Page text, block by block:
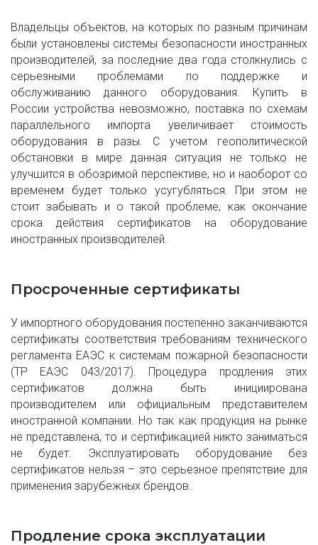
Владельцы объектов, на которых по разным причинам
были установлены системы безопасности иностранных
производителей, за последние два года столкнулись с
серьезными проблемами по поддержке и
обслуживанию данного оборудования. Купить в
России устройства невозможно, поставка по схемам
параллельного импорта увеличивает стоимость
оборудования в разы. С учетом геополитической
обстановки в мире данная ситуация не только не
улучшится в обозримой перспективе, но и наоборот со
временем будет только усугубляться. При этом не
стоит забывать и о такой проблеме, как окончание
срока действия сертификатов на оборудование
иностранных производителей.
Просроченные сертификаты
У импортного оборудования постепенно заканчиваются
сертификаты соответствия требованиям технического
регламента ЕАЭС к системам пожарной безопасности
(ТР ЕАЭС 043/2017). Процедура продления этих
сертификатов должна быть инициирована
производителем или официальным представителем
иностранной компании. Но так как продукция на рынке
не представлена, то и сертификацией никто заниматься
не будет. Эксплуатировать оборудование без
сертификатов нельзя – это серьезное препятствие для
применения зарубежных брендов.
Продление срока эксплуатации